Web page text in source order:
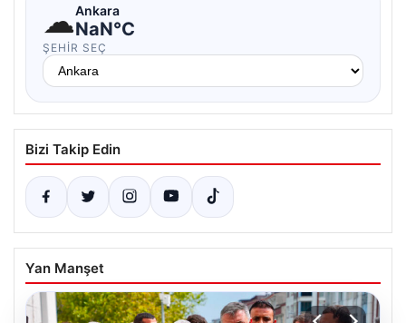
☁Ankara
NaN°C
ŞEHIR SEÇ
Bizi Takip Edin
Yan Manşet